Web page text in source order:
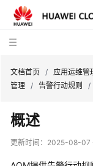
最
新
动
文档首页 / 应用运维管
管理 / 告警行动规则 /
概述
更新时间： 2025-08-07